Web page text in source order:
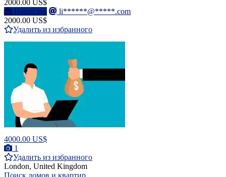
2000.00 US$
Написать
li******@*****.com
2000.00 US$
Удалить из избранного
4000.00 US$
1
Удалить из избранного
London, United Kingdom
Поиск домов и квартир